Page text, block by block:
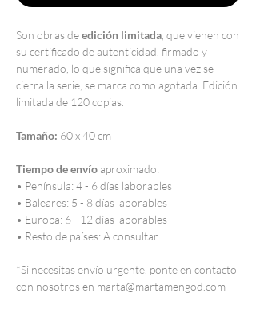
Son obras deedición limitada , que vienen con
su certificado de autenticidad, firmado y
numerado, lo que significa que una vez se
cierra la serie, se marca como agotada. Edición
limitada de 120 copias.
Tamaño: 60 x 40 cm
Tiempo de envío aproximado:
• Península: 4 - 6 días laborables
• Baleares: 5 - 8 días laborables
• Europa: 6 - 12 días laborables
• Resto de países: A consultar
*Si necesitas envío urgente, ponte en contacto
con nosotros en marta@martamengod.com